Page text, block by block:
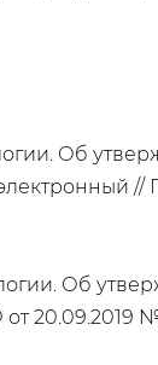
Об
//
Об
№